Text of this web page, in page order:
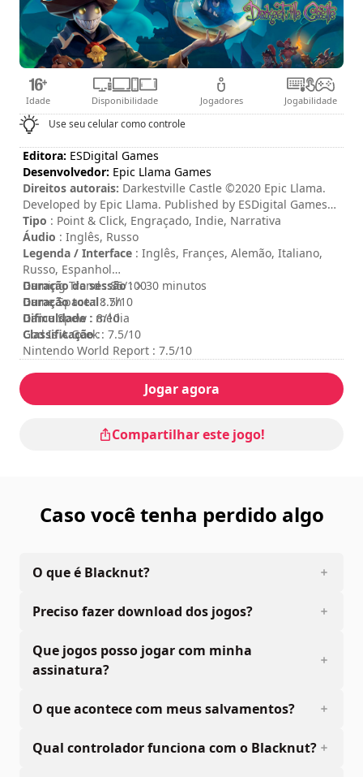
Idade Disponibilidade Jogadores Jogabilidade
Use seu celular como controle
Editora: ESDigital Games
Desenvolvedor: Epic Llama Games
Direitos autorais: Darkestville Castle ©2020 Epic Llama.
Developed by Epic Llama. Published by ESDigital Games
Ltd. All rights reserved. Darkestville Castle, Epic Llama an
their respective logos are trademarks or registered
trademarks of Epic Llama. All other trademarks, logos and
copyrights are property of their respective owners.
Distributed by ESDigital Games Ltd. All rights reserved.
Tipo : Point & Click, Engraçado, Indie, Narrativa
Áudio : Inglês, Russo
Legenda / Interface : Inglês, Françes, Alemão, Italiano,
Russo, Espanhol
Duração da sessão: > 30 minutos
Duração total: 7h
Dificuldade: média
Classificação:
Gaming Trend : 85/100
Game Space : 8.5/10
Game Spew : 8/10
God Is A Geek : 7.5/10
Nintendo World Report : 7.5/10
Jogar agora
Compartilhar este jogo!
Caso você tenha perdido algo
O que é Blacknut?
Preciso fazer download dos jogos?
Que jogos posso jogar com minha
assinatura?
O que acontece com meus salvamentos?
Qual controlador funciona com o Blacknut?